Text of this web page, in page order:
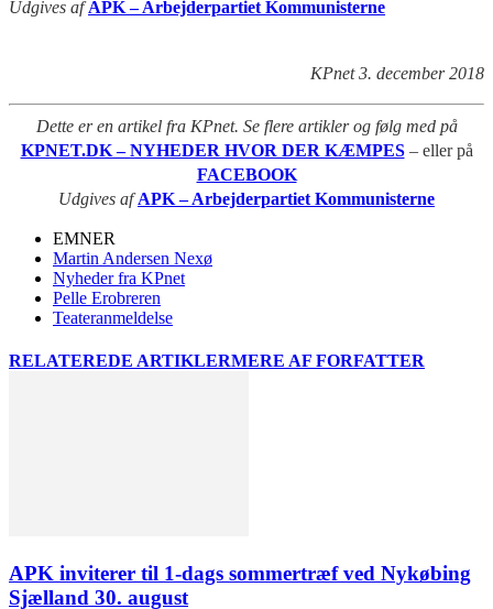
Udgives afAPK – Arbejderpartiet Kommunisterne
KPnet 3. december 2018
Dette er en artikel fra KPnet. Se flere artikler og følg med på
KPNET.DK – NYHEDER HVOR DER KÆMPES – eller på
FACEBOOK
Udgives afAPK – Arbejderpartiet Kommunisterne
EMNER
Martin Andersen Nexø
Nyheder fra KPnet
Pelle Erobreren
Teateranmeldelse
RELATEREDE ARTIKLERMERE AF FORFATTER
APK inviterer til 1-dags sommertræf ved Nykøbing
Sjælland 30. august